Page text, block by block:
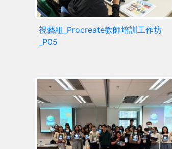
視藝組_Procreate教師培訓工作坊
_P05